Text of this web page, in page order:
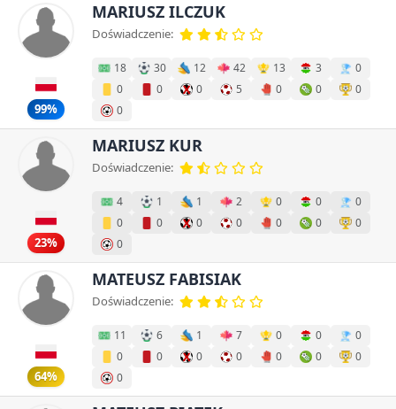
99%
MARIUSZ ILCZUK
Doświadczenie:
18 30 12 42 13 3
0
0
0 0 5 0 0
0
0
23%
MARIUSZ KUR
Doświadczenie:
4 1 1 2 0 0
0
0
0 0 0 0 0
0
0
64%
MATEUSZ FABISIAK
Doświadczenie:
11 6 1 7 0 0
0
0
0 0 0 0 0
0
0